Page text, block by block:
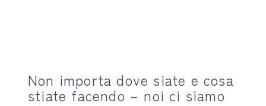
Non importa dove siate e cosa
stiate facendo – noi ci siamo